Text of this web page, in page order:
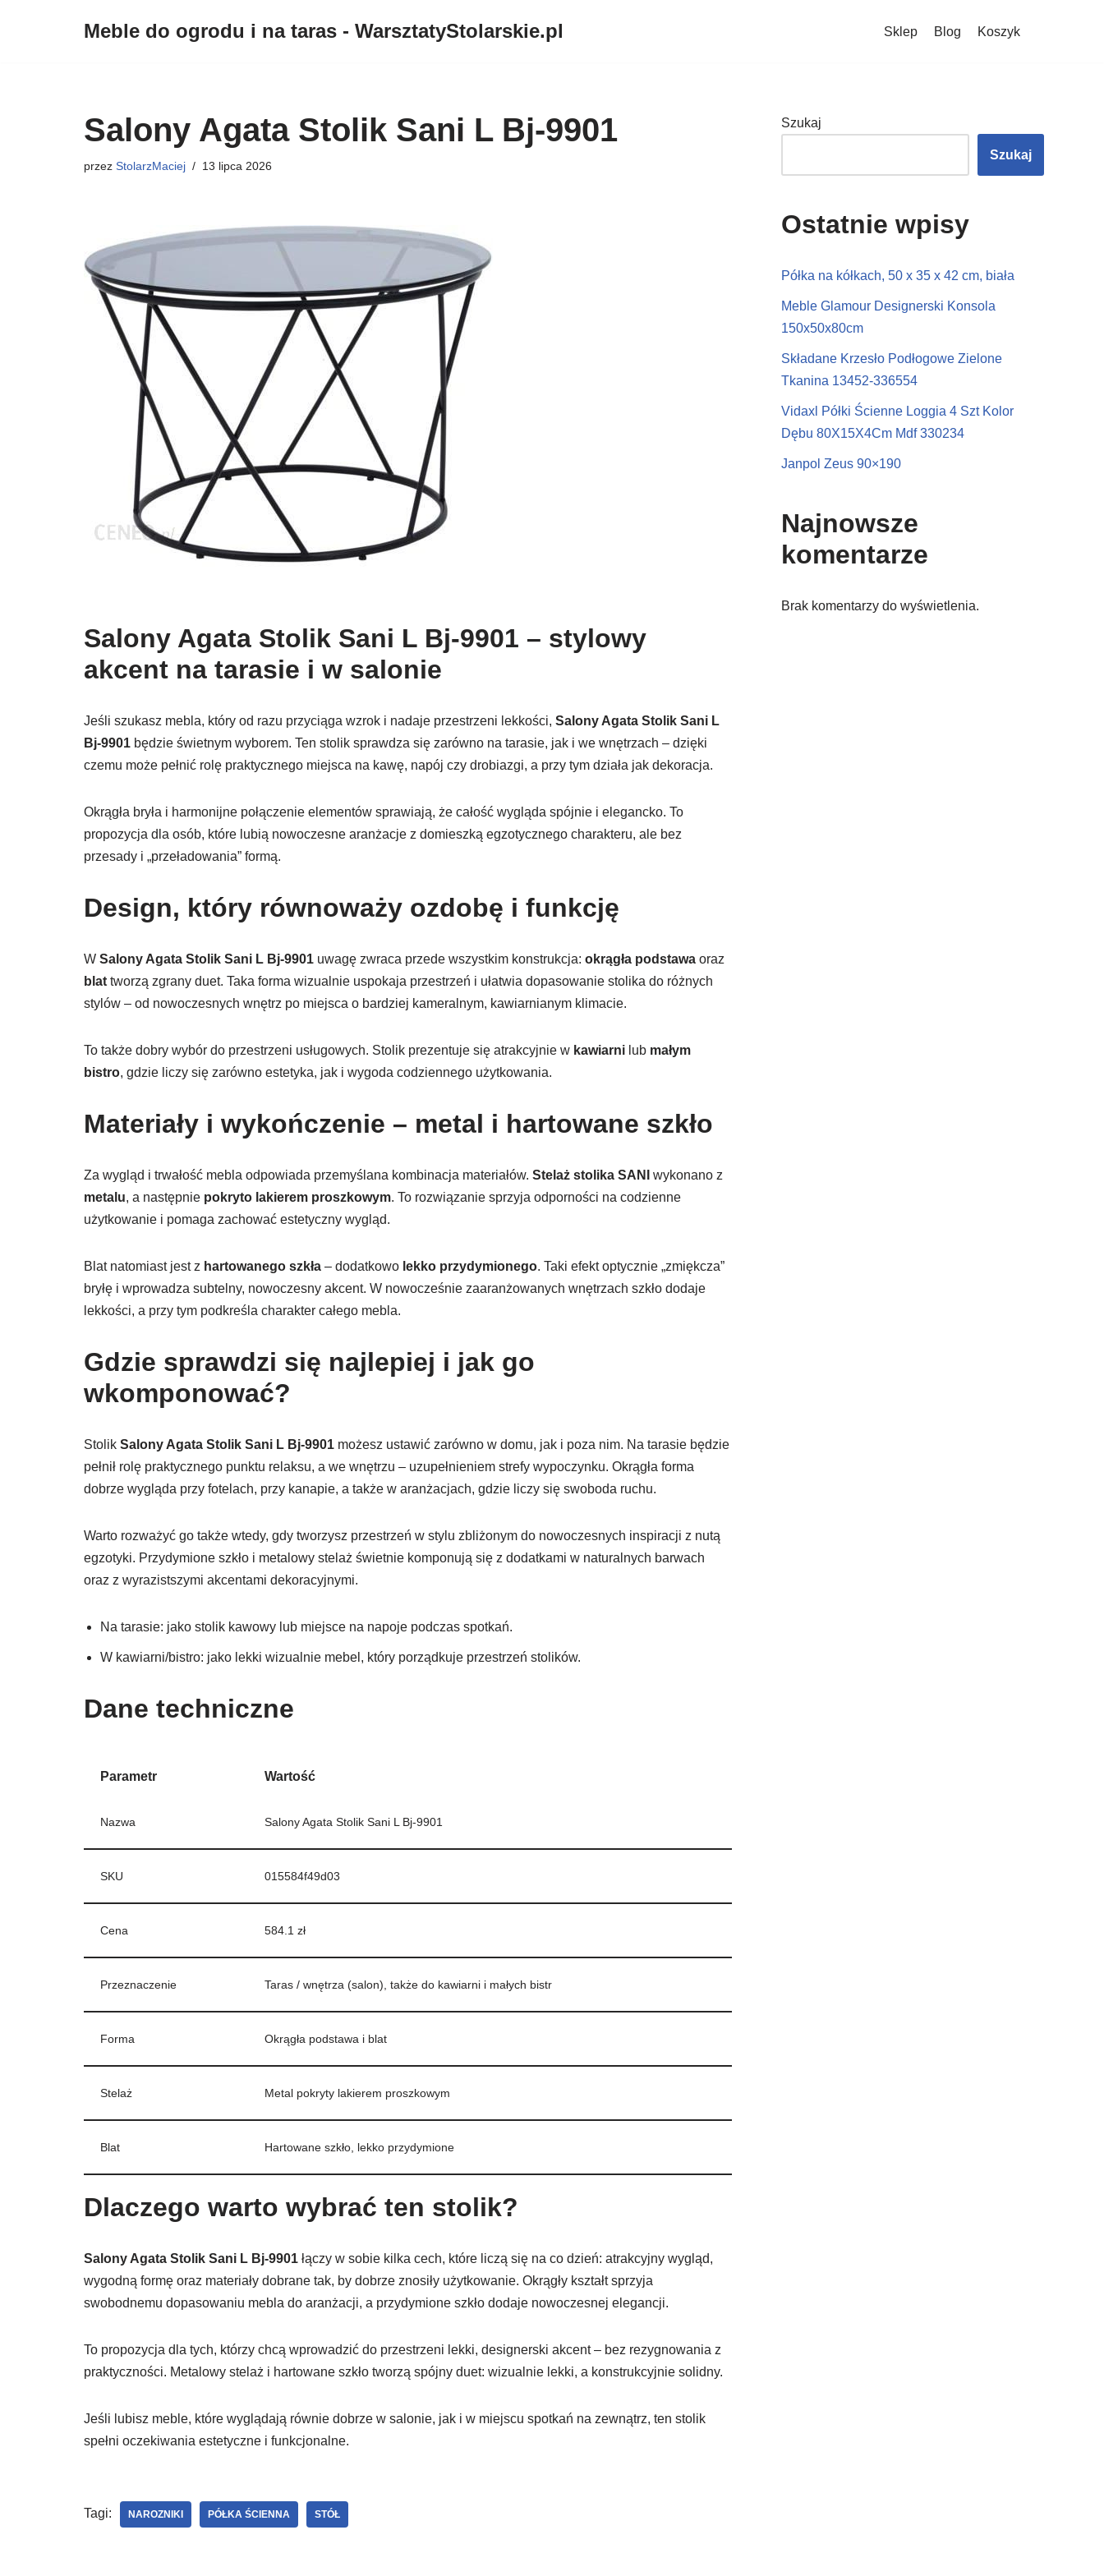
Meble do ogrodu i na taras - WarsztatyStolarskie.pl Sklep Blog Koszyk
Salony Agata Stolik Sani L Bj-9901
przez StolarzMaciej 13 lipca 2026
Salony Agata Stolik Sani L Bj-9901 – stylowy
akcent na tarasie i w salonie
Jeśli szukasz mebla, który od razu przyciąga wzrok i nadaje przestrzeni lekkości, Salony Agata Stolik Sani L
Bj-9901 będzie świetnym wyborem. Ten stolik sprawdza się zarówno na tarasie, jak i we wnętrzach – dzięki
czemu może pełnić rolę praktycznego miejsca na kawę, napój czy drobiazgi, a przy tym działa jak dekoracja.
Okrągła bryła i harmonijne połączenie elementów sprawiają, że całość wygląda spójnie i elegancko. To
propozycja dla osób, które lubią nowoczesne aranżacje z domieszką egzotycznego charakteru, ale bez
przesady i „przeładowania” formą.
Design, który równoważy ozdobę i funkcję
W Salony Agata Stolik Sani L Bj-9901 uwagę zwraca przede wszystkim konstrukcja: okrągła podstawa oraz
blat tworzą zgrany duet. Taka forma wizualnie uspokaja przestrzeń i ułatwia dopasowanie stolika do różnych
stylów – od nowoczesnych wnętrz po miejsca o bardziej kameralnym, kawiarnianym klimacie.
To także dobry wybór do przestrzeni usługowych. Stolik prezentuje się atrakcyjnie w kawiarni lub małym
bistro, gdzie liczy się zarówno estetyka, jak i wygoda codziennego użytkowania.
Materiały i wykończenie – metal i hartowane szkło
Za wygląd i trwałość mebla odpowiada przemyślana kombinacja materiałów. Stelaż stolika SANI
wykonano z
metalu, a następnie pokryto lakierem proszkowym. To rozwiązanie sprzyja odporności na codzienne
użytkowanie i pomaga zachować estetyczny wygląd.
Blat natomiast jest z hartowanego szkła – dodatkowo lekko przydymionego. Taki efekt optycznie „zmiękcza”
bryłę i wprowadza subtelny, nowoczesny akcent. W nowocześnie zaaranżowanych wnętrzach szkło dodaje
lekkości, a przy tym podkreśla charakter całego mebla.
Gdzie sprawdzi się najlepiej i jak go
wkomponować?
Stolik Salony Agata Stolik Sani L Bj-9901 możesz ustawić zarówno w domu, jak i poza nim. Na tarasie będzie
pełnił rolę praktycznego punktu relaksu, a we wnętrzu – uzupełnieniem strefy wypoczynku. Okrągła forma
dobrze wygląda przy fotelach, przy kanapie, a także w aranżacjach, gdzie liczy się swoboda ruchu.
Warto rozważyć go także wtedy, gdy tworzysz przestrzeń w stylu zbliżonym do nowoczesnych inspiracji z nutą
egzotyki. Przydymione szkło i metalowy stelaż świetnie komponują się z dodatkami w naturalnych barwach
oraz z wyrazistszymi akcentami dekoracyjnymi.
Na tarasie: jako stolik kawowy lub miejsce na napoje podczas spotkań.
W kawiarni/bistro: jako lekki wizualnie mebel, który porządkuje przestrzeń stolików.
Dane techniczne
Parametr Wartość
Nazwa Salony Agata Stolik Sani L Bj-9901
SKU 015584f49d03
Cena 584.1 zł
Przeznaczenie Taras / wnętrza (salon), także do kawiarni i małych bistr
Forma Okrągła podstawa i blat
Stelaż Metal pokryty lakierem proszkowym
Blat Hartowane szkło, lekko przydymione
Dlaczego warto wybrać ten stolik?
Salony Agata Stolik Sani L Bj-9901 łączy w sobie kilka cech, które liczą się na co dzień: atrakcyjny wygląd,
wygodną formę oraz materiały dobrane tak, by dobrze znosiły użytkowanie. Okrągły kształt sprzyja
swobodnemu dopasowaniu mebla do aranżacji, a przydymione szkło dodaje nowoczesnej elegancji.
To propozycja dla tych, którzy chcą wprowadzić do przestrzeni lekki, designerski akcent – bez rezygnowania z
praktyczności. Metalowy stelaż i hartowane szkło tworzą spójny duet: wizualnie lekki, a konstrukcyjnie solidny.
Jeśli lubisz meble, które wyglądają równie dobrze w salonie, jak i w miejscu spotkań na zewnątrz, ten stolik
spełni oczekiwania estetyczne i funkcjonalne.
Tagi: NAROZNIKI PÓŁKA ŚCIENNA STÓŁ
Szukaj
Szukaj
Ostatnie wpisy
Półka na kółkach, 50 x 35 x 42 cm, biała
Meble Glamour Designerski Konsola
150x50x80cm
Składane Krzesło Podłogowe Zielone
Tkanina 13452-336554
Vidaxl Półki Ścienne Loggia 4 Szt Kolor
Dębu 80X15X4Cm Mdf 330234
Janpol Zeus 90×190
Najnowsze
komentarze
Brak komentarzy do wyświetlenia.